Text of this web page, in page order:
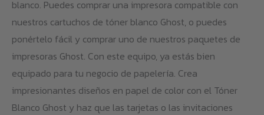
blanco. Puedes comprar una impresora compatible con
nuestros cartuchos de tóner blanco Ghost, o puedes
ponértelo fácil y comprar uno de nuestros paquetes de
impresoras Ghost. Con este equipo, ya estás bien
equipado para tu negocio de papelería. Crea
impresionantes diseños en papel de color con el Tóner
Blanco Ghost y haz que las tarjetas o las invitaciones